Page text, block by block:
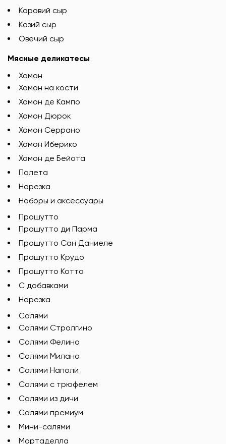
Коровий сыр
Козий сыр
Овечий сыр
Мясные деликатесы
Хамон
Хамон на кости
Хамон де Кампо
Хамон Дюрок
Хамон Серрано
Хамон Иберико
Хамон де Бейота
Палета
Нарезка
Наборы и аксессуары
Прошутто
Прошутто ди Парма
Прошутто Сан Даниеле
Прошутто Крудо
Прошутто Котто
С добавками
Нарезка
Салями
Салями Стролгино
Салями Фелино
Салями Милано
Салями Наполи
Салями с трюфелем
Салями из дичи
Салями премиум
Мини-салями
Мортаделла